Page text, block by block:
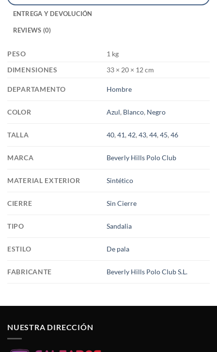
ENTREGA Y DEVOLUCIÓN
REVIEWS (0)
PESO
1 kg
DIMENSIONES
33 × 20 × 12 cm
DEPARTAMENTO Hombre
COLOR Azul, Blanco, Negro
TALLA 40,41,42,43,44,45,46
MARCA Beverly Hills Polo Club
MATERIAL EXTERIOR Sintético
CIERRE Sin Cierre
TIPO Sandalia
ESTILO De pala
FABRICANTE Beverly Hills Polo Club S.L.
NUESTRA DIRECCIÓN